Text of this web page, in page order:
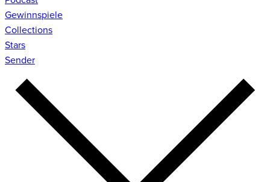
Gewinnspiele
Collections
Stars
Sender